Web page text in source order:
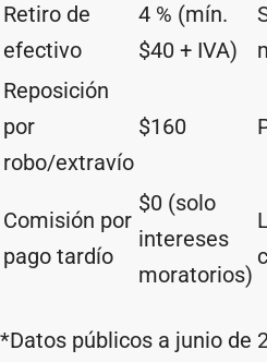
Retiro de
efectivo
4 % (mín.
$40 + IVA)
Reposición
por
robo/extravío
$160
Comisión por
pago tardío
$0 (solo
intereses
moratorios)
*Datos públicos a junio de